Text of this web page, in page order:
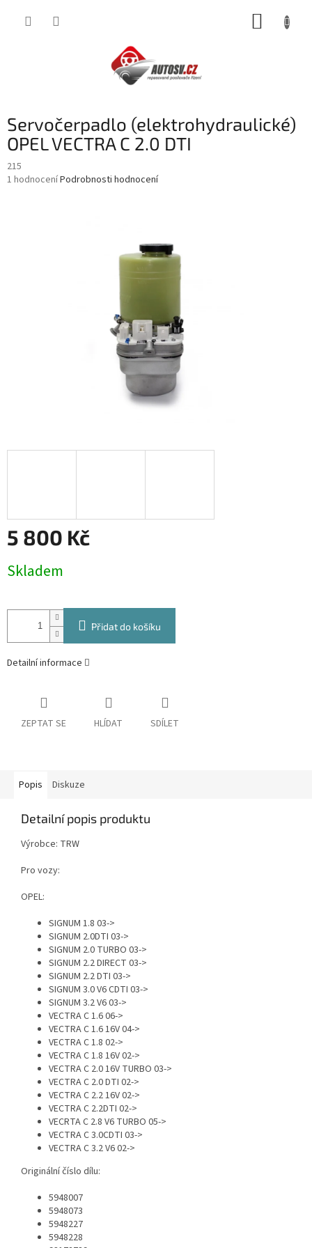
Servočerpadlo (elektrohydraulické)
OPEL VECTRA C 2.0 DTI
215
Průměrné
1 hodnoceníPodrobnosti hodnocení
5 800 Kč
cena:
Skladem
Přidat do košíku
Detailní informace
ZEPTAT SE HLÍDAT SDÍLET
Popis Diskuze
Detailní popis produktu
Výrobce: TRW
Pro vozy:
OPEL:
SIGNUM 1.8 03->
SIGNUM 2.0DTI 03->
SIGNUM 2.0 TURBO 03->
SIGNUM 2.2 DIRECT 03->
SIGNUM 2.2 DTI 03->
SIGNUM 3.0 V6 CDTI 03->
SIGNUM 3.2 V6 03->
VECTRA C 1.6 06->
VECTRA C 1.6 16V 04->
VECTRA C 1.8 02->
VECTRA C 1.8 16V 02->
VECTRA C 2.0 16V TURBO 03->
VECTRA C 2.0 DTI 02->
VECTRA C 2.2 16V 02->
VECTRA C 2.2DTI 02->
VECRTA C 2.8 V6 TURBO 05->
VECTRA C 3.0CDTI 03->
VECTRA C 3.2 V6 02->
Originální číslo dílu:
5948007
5948073
5948227
5948228